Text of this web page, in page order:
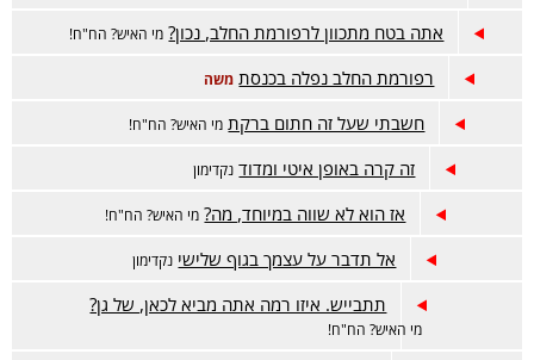
אתה בטח מתכוון לרפורמת החלב, נכון? מי האיש? הח"ח!
רפורמת החלב נפלה בכנסת משה
חשבתי שעל זה חתום ברקת מי האיש? הח"ח!
זה קרה באופן איטי ומדוד נקדימון
אז הוא לא שווה במיוחד, מה? מי האיש? הח"ח!
אל תדבר על עצמך בגוף שלישי נקדימון
תתבייש. איזו רמה אתה מביא לכאן, של גן?
מי האיש? הח"ח!